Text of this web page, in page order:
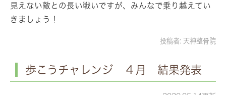
見えない敵との長い戦いですが、みんなで乗り越えてい
きましょう！
投稿者: 天神整骨院
歩こうチャレンジ ４月 結果発表